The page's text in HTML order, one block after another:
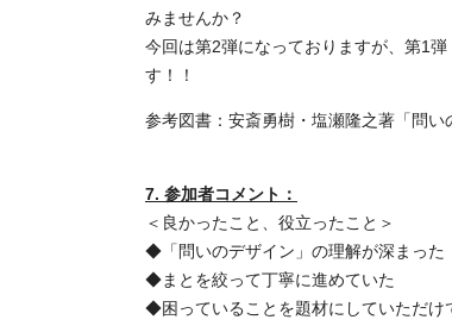
みませんか？
今回は第2弾になっておりますが、第1
す！！
参考図書：安斎勇樹・塩瀬隆之著「問
7. 参加者コメント：
＜良かったこと、役立ったこと＞
◆「問いのデザイン」の理解が深まった
◆まとを絞って丁寧に進めていた
◆困っていることを題材にしていただけ